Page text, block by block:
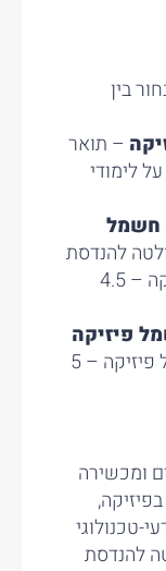
בין
– תואר
לימודי
חשמל
להנדסת
חשמל ומחשבים והפקולטה לפיזיקה – 4.5
פיזיקה
– מסלול מואץ לתואר שני בחשמל פיזיקה – 5
ומכשירה
טכנולוגי
להנדסת